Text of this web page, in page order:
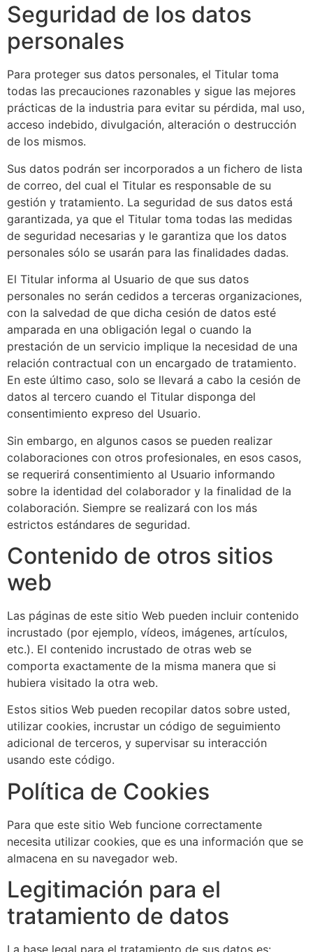
Seguridad de los datos
personales
Para proteger sus datos personales, el Titular toma
todas las precauciones razonables y sigue las mejores
prácticas de la industria para evitar su pérdida, mal uso,
acceso indebido, divulgación, alteración o destrucción
de los mismos.
Sus datos podrán ser incorporados a un fichero de lista
de correo, del cual el Titular es responsable de su
gestión y tratamiento. La seguridad de sus datos está
garantizada, ya que el Titular toma todas las medidas
de seguridad necesarias y le garantiza que los datos
personales sólo se usarán para las finalidades dadas.
El Titular informa al Usuario de que sus datos
personales no serán cedidos a terceras organizaciones,
con la salvedad de que dicha cesión de datos esté
amparada en una obligación legal o cuando la
prestación de un servicio implique la necesidad de una
relación contractual con un encargado de tratamiento.
En este último caso, solo se llevará a cabo la cesión de
datos al tercero cuando el Titular disponga del
consentimiento expreso del Usuario.
Sin embargo, en algunos casos se pueden realizar
colaboraciones con otros profesionales, en esos casos,
se requerirá consentimiento al Usuario informando
sobre la identidad del colaborador y la finalidad de la
colaboración. Siempre se realizará con los más
estrictos estándares de seguridad.
Contenido de otros sitios
web
Las páginas de este sitio Web pueden incluir contenido
incrustado (por ejemplo, vídeos, imágenes, artículos,
etc.). El contenido incrustado de otras web se
comporta exactamente de la misma manera que si
hubiera visitado la otra web.
Estos sitios Web pueden recopilar datos sobre usted,
utilizar cookies, incrustar un código de seguimiento
adicional de terceros, y supervisar su interacción
usando este código.
Política de Cookies
Para que este sitio Web funcione correctamente
necesita utilizar cookies, que es una información que se
almacena en su navegador web.
Legitimación para el
tratamiento de datos